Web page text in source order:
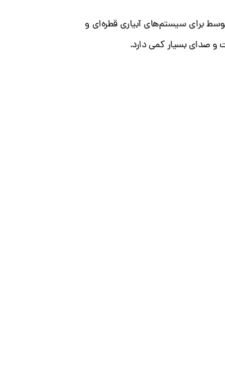
برای سیستم‌های آبیاری قطره‌ای و
و صدای بسیار کمی دارد.